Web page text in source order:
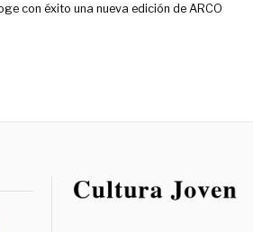
con éxito una nueva edición de ARCO